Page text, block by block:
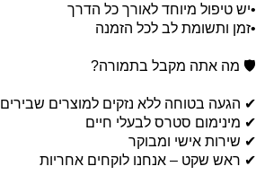
•יש טיפול מיוחד לאורך כל הדרך
•זמן ותשומת לב לכל הזמנה
🛡️ מה אתה מקבל בתמורה?
✔ הגעה בטוחה ללא נזקים למוצרים שבירים
✔ מינימום סטרס לבעלי חיים
✔ שירות אישי ומבוקר
✔ ראש שקט – אנחנו לוקחים אחריות